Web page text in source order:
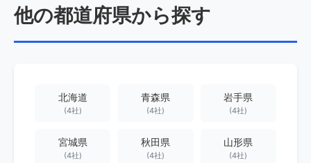
他の都道府県から探す
北海道
(4社)
青森県
(4社)
岩手県
(4社)
宮城県
(4社)
秋田県
(4社)
山形県
(4社)